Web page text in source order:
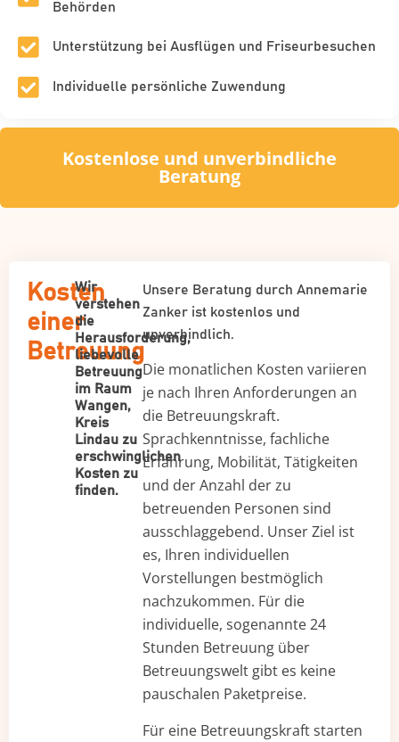
Behörden
Unterstützung bei Ausflügen und Friseurbesuchen
Individuelle persönliche Zuwendung
Kostenlose und unverbindliche
Beratung
Kosten
einer
Betreuung
Wir
verstehen
die
Herausforderung,
liebevolle
Betreuung
im Raum
Wangen,
Kreis
Lindau zu
erschwinglichen
Kosten zu
finden.
Unsere Beratung durch Annemarie
Zanker ist kostenlos und
unverbindlich.
Die monatlichen Kosten variieren
je nach Ihren Anforderungen an
die Betreuungskraft.
Sprachkenntnisse, fachliche
Erfahrung, Mobilität, Tätigkeiten
und der Anzahl der zu
betreuenden Personen sind
ausschlaggebend. Unser Ziel ist
es, Ihren individuellen
Vorstellungen bestmöglich
nachzukommen. Für die
individuelle, sogenannte 24
Stunden Betreuung über
Betreuungswelt gibt es keine
pauschalen Paketpreise.
Für eine Betreuungskraft starten